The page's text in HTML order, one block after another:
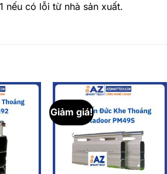
nếu có lỗi từ nhà sản xuất.
Giảm giá!